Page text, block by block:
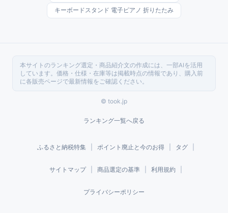
キーボードスタンド 電子ピアノ 折りたたみ
本サイトのランキング選定・商品紹介文の作成には、一部AIを活用
しています。価格・仕様・在庫等は掲載時点の情報であり、購入前
に各販売ページで最新情報をご確認ください。
© took.jp
ランキング一覧へ戻る
ふるさと納税特集 ポイント廃止と今のお得 タグ
サイトマップ 商品選定の基準 利用規約
プライバシーポリシー